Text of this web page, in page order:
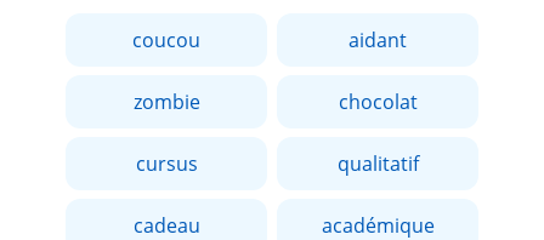
coucou aidant
zombie chocolat
cursus qualitatif
cadeau académique